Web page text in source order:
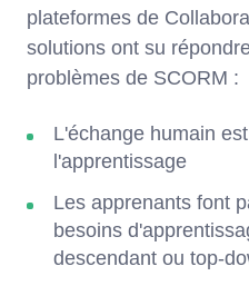
plateformes de
solutions ont su
problèmes de SCORM :
L'échange humain
l'apprentissage
Les apprenants font
besoins
descendant ou top-